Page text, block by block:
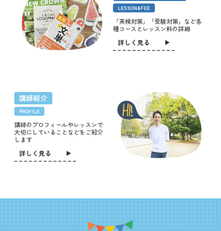
LESSON&FEE
「英検対策」「受験対策」など各
種コースとレッスン料の詳細
詳しく見る
講師紹介
PROFILE
講師のプロフィールやレッスンで
大切にしていることなどをご紹介
します
詳しく見る